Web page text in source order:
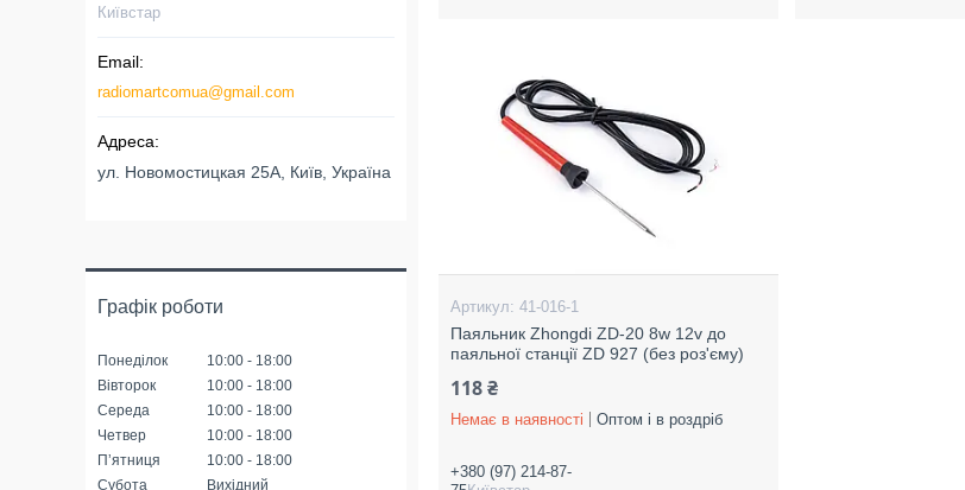
41-016-1
Паяльник Zhongdi ZD-20 8w 12v до
паяльної станції ZD 927 (без роз'єму)
118 ₴
Немає в наявності Оптом і в роздріб
+380 (97) 214-87-
Київстар
radiomartcomua@gmail.com
ул. Новомостицкая 25А, Київ, Україна
Графік роботи
Понеділок 10:00
18:00
Вівторок
10:00
18:00
Середа
10:00
18:00
Четвер
10:00
18:00
Пʼятниця
10:00
18:00
Субота
Вихідний